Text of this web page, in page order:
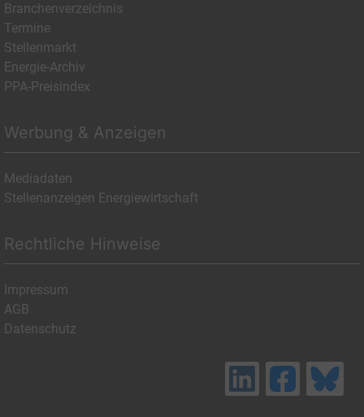
Branchenverzeichnis
Termine
Stellenmarkt
Energie-Archiv
PPA-Preisindex
Werbung & Anzeigen
Mediadaten
Stellenanzeigen Energiewirtschaft
Rechtliche Hinweise
Impressum
AGB
Datenschutz